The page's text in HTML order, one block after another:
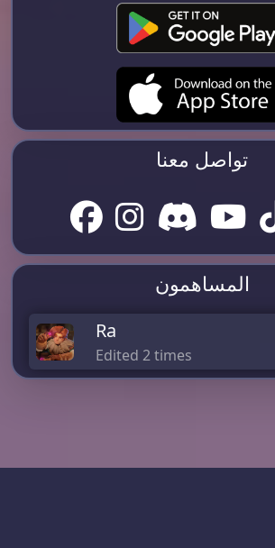
تواصل معنا
المساهمون
Ra
Edited 2 times